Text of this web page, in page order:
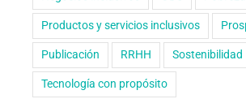
Productos y servicios inclusivos
Publicación RRHH Sostenibilidad
Tecnología con propósito